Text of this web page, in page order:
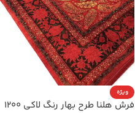
ویژه
فرش هلنا طرح بهار رنگ لاکی 1200